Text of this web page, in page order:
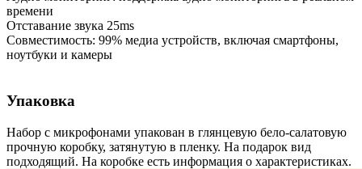
времени
Отставание звука 25ms
Совместимость: 99% медиа устройств, включая смартфоны,
ноутбуки и камеры
Упаковка
Набор с микрофонами упакован в глянцевую бело-салатовую
прочную коробку, затянутую в пленку. На подарок вид
подходящий. На коробке есть информация о характеристиках.